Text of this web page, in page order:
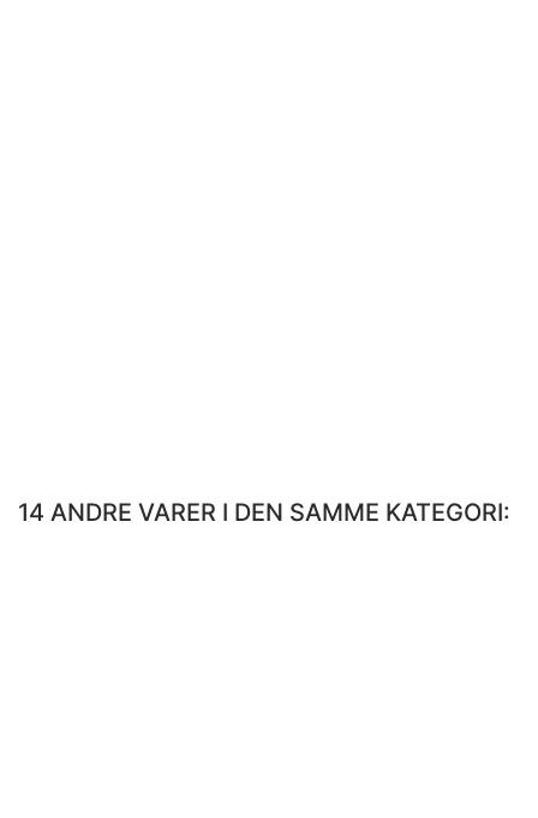
14 ANDRE VARER I DEN SAMME KATEGORI: